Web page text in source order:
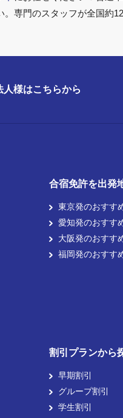
専門のスタッフが全国約
人様はこちらから
合宿免許を出発
東京発のおすす
愛知発のおすす
大阪発のおすす
福岡発のおすす
割引プランから
早期割引
グループ割引
学生割引